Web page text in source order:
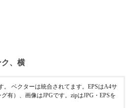
、横
。 ベクターは統合されてます。EPSはA4サ
有）、画像はJPGです。zipはJPG・EPSを